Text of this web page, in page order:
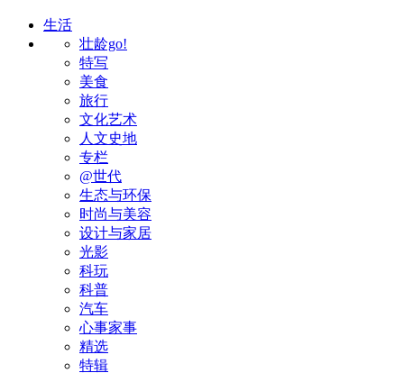
生活
壮龄go!
特写
美食
旅行
文化艺术
人文史地
专栏
@世代
生态与环保
时尚与美容
设计与家居
光影
科玩
科普
汽车
心事家事
精选
特辑